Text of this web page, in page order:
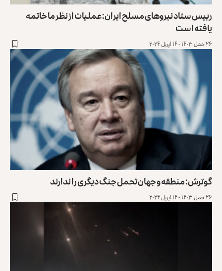
رییس ستاد نیروهای مسلح ایران: عملیات از نظر ما خاتمه
یافته است
۲۶ حمل ۱۴۰۳ - ۱۴ اپریل ۲۰۲۴
گوترش: منطقه و جهان تحمل جنگ دیگری را ندارند
۲۶ حمل ۱۴۰۳ - ۱۴ اپریل ۲۰۲۴